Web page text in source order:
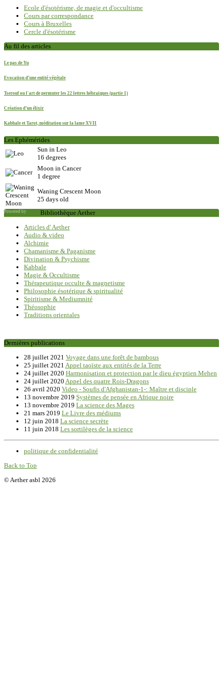
Ecole d'ésotérisme, de magie et d'occultisme
Cours par correspondance
Cours à Bruxelles
Cercle d'ésotérisme
Au fil des articles
Le pas de Yu
Evocation d’une entité végétale
Tserouf ou l'art de permuter les 22 lettres hébraïques (partie 1)
Création d’un élixir
Kabbale et Tarot, méditation sur la lame XVII
Les Ephémérides
Sun in Leo
16 degrees
Moon in Cancer
1 degree
Waning Crescent Moon
25 days old
Powered by
Bibliothèque Aether
Articles d' Aether
Audio & video
Alchimie
Chamanisme & Paganisme
Divination & Psychisme
Kabbale
Magie & Occultisme
Thérapeutique occulte & magnetisme
Philosophie ésotérique & spiritualité
Spiritisme & Mediumnité
Théosophie
Traditions orientales
Dernières publications
28 juillet 2021 Voyage dans une forêt de bambous
25 juillet 2021 Appel taoïste aux entités de la Terre
24 juillet 2020 Harmonisation et protection par le dieu égyptien Mehen
24 juillet 2020 Appel des quatre Rois-Dragons
26 avril 2020 Video - Soufis d'Afghanistan-1-: Maître et disciple
13 novembre 2019 Systèmes de pensée en Afrique noire
13 novembre 2019 La science des Mages
21 mars 2019 Le Livre des médiums
12 juin 2018 La science secrète
11 juin 2018 Les sortilèges de la science
politique de confidentialité
Back to Top
© Aether asbl 2026